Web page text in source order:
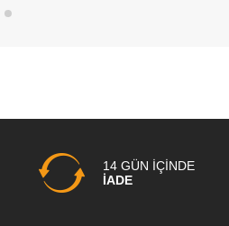
14 GÜN İÇİNDE
İADE